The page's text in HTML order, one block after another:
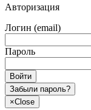
Авторизация
Логин (email)
Пароль
Войти
Забыли пароль?
×Close